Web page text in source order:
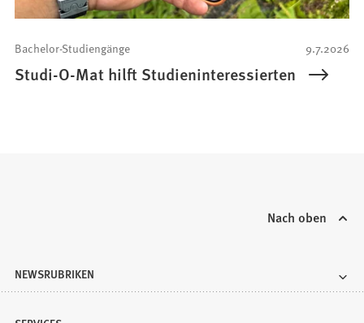
9.7.2026
Bachelor-Studiengänge
Studi-O-Mat hilft Studieninteressierten
Nach oben
NEWSRUBRIKEN